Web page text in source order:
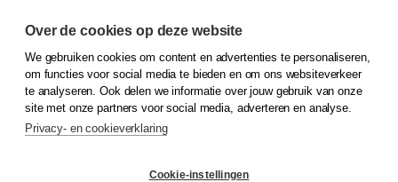
© 2026Koninklijke Boom uitgevers
Klantenservice
Service & informatie
Contact
Over de cookies op deze website
We gebruiken cookies om content en advertenties te personaliseren,
om functies voor social media te bieden en om ons websiteverkeer
te analyseren. Ook delen we informatie over jouw gebruik van onze
site met onze partners voor social media, adverteren en analyse.
Privacy- en cookieverklaring
Cookie-instellingen